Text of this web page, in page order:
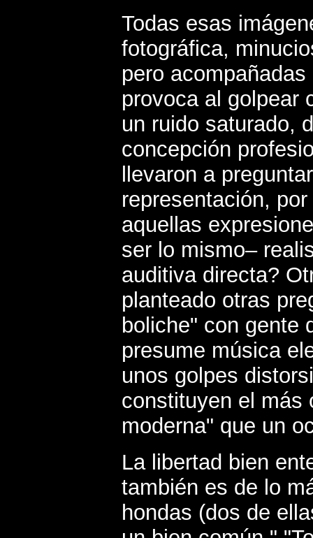
Todas esas
fotográfica,
pero
provoca al golpear
un ruido saturado,
concepción
llevaron a
representación,
aquellas
ser lo mismo–
auditiva directa?
planteado otras
boliche" con gente
presume música
unos golpes
constituyen el más
moderna" que un
La libertad bien
también es de lo
hondas (dos de